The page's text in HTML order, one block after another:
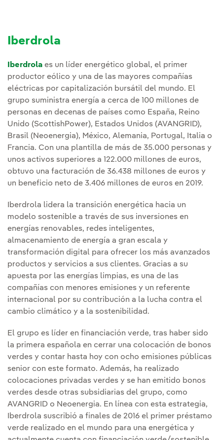
Iberdrola
Iberdrola es un líder energético global, el primer
productor eólico y una de las mayores compañías
eléctricas por capitalización bursátil del mundo. El
grupo suministra energía a cerca de 100 millones de
personas en decenas de países como España, Reino
Unido (ScottishPower), Estados Unidos (AVANGRID),
Brasil (Neoenergia), México, Alemania, Portugal, Italia o
Francia. Con una plantilla de más de 35.000 personas y
unos activos superiores a 122.000 millones de euros,
obtuvo una facturación de 36.438 millones de euros y
un beneficio neto de 3.406 millones de euros en 2019.
Iberdrola lidera la transición energética hacia un
modelo sostenible a través de sus inversiones en
energías renovables, redes inteligentes,
almacenamiento de energía a gran escala y
transformación digital para ofrecer los más avanzados
productos y servicios a sus clientes. Gracias a su
apuesta por las energías limpias, es una de las
compañías con menores emisiones y un referente
internacional por su contribución a la lucha contra el
cambio climático y a la sostenibilidad.
El grupo es líder en financiación verde, tras haber sido
la primera española en cerrar una colocación de bonos
verdes y contar hasta hoy con ocho emisiones públicas
senior con este formato. Además, ha realizado
colocaciones privadas verdes y se han emitido bonos
verdes desde otras subsidiarias del grupo, como
AVANGRID o Neoenergia. En línea con esta estrategia,
Iberdrola suscribió a finales de 2016 el primer préstamo
verde realizado en el mundo para una energética y